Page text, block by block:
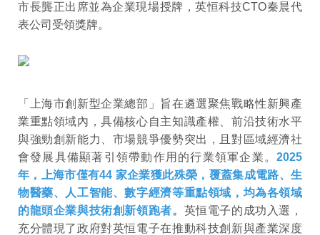
市長龔正出席並為企業現場授牌，英恒科技CTO秦晨代
表公司受領獎牌。
「上海市創新型企業總部」旨在遴選聚焦戰略性新興產
業重點領域內，具備核心自主知識產權、前沿技術水平
與強勁創新能力、市場競爭優勢突出，且對區域經濟社
會發展具備顯著引領帶動作用的行業領軍企業。 2025
年，上海市僅有44 家企業獲此殊榮，覆蓋集成電路、生
物醫藥、人工智能、數字經濟等重點領域，均為各領域
的龍頭企業與技術創新領跑者。 英恒電子的成功入選，
充分體現了政府對英恒電子在推動科技創新與產業深度